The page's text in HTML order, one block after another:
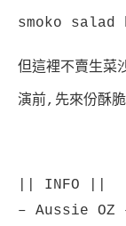
smoko salad
但這裡不賣生菜
演前,先來份酥
|| INFO ||
– Aussie OZ